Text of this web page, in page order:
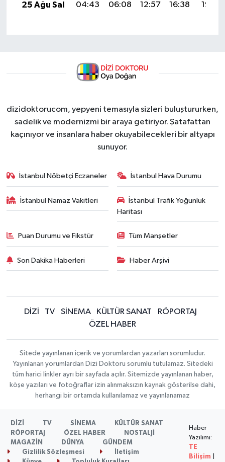
25 Ağu Sal
04:43 06:08 12:57 16:38 19:36
dizidoktorucom, yepyeni temasıyla sizleri buluştururken,
sadelik ve modernizmi bir araya getiriyor. Şatafattan
kaçınıyor ve insanlara haber okuyabilecekleri bir altyapı
sunuyor.
İstanbul Nöbetçi Eczaneler İstanbul Hava Durumu
İstanbul Namaz Vakitleri
İstanbul Trafik Yoğunluk
Haritası
Puan Durumu ve Fikstür Tüm Manşetler
Son Dakika Haberleri Haber Arşivi
DİZİ TV SİNEMA KÜLTÜR SANAT
RÖPORTAJ
ÖZEL HABER
Sitede yayınlanan içerik ve yorumlardan yazarları sorumludur.
Yayınlanan yorumlardan Dizi Doktoru sorumlu tutulamaz. Sitedeki
tüm harici linkler ayrı bir sayfada açılır. Sitemizde yayınlanan haber,
köşe yazıları ve fotoğraflar izin alınmaksızın kaynak gösterilse dahi,
herhangi bir ortamda kullanılamaz ve yayınlanamaz
DİZİ TV SİNEMA
KÜLTÜR SANAT
RÖPORTAJ
ÖZEL HABER
NOSTALJİ
MAGAZİN
DÜNYA
GÜNDEM
Gizlilik Sözleşmesi
İletişim
Haber
Yazılımı:
TE
Bilişim